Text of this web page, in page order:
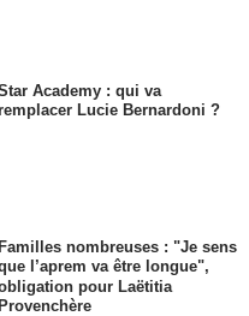
Academy : qui va
Lucie Bernardoni ?
Familles nombreuses : "Je sens
l’aprem va être longue",
pour Laëtitia